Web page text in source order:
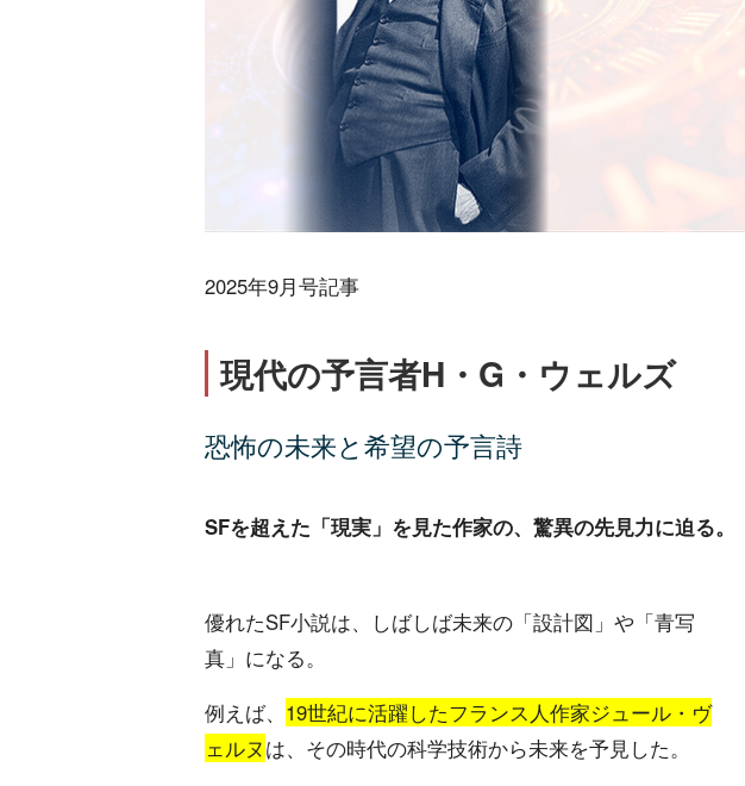
2025年9月号記事
現代の予言者H・G・ウェルズ
恐怖の未来と希望の予言詩
SFを超えた「現実」を見た作家の、驚異の先見力に迫る。
優れたSF小説は、しばしば未来の「設計図」や「青写
真」になる。
例えば、 19世紀に活躍したフランス人作家ジュール・ヴ
ェルヌは、その時代の科学技術から未来を予見した。